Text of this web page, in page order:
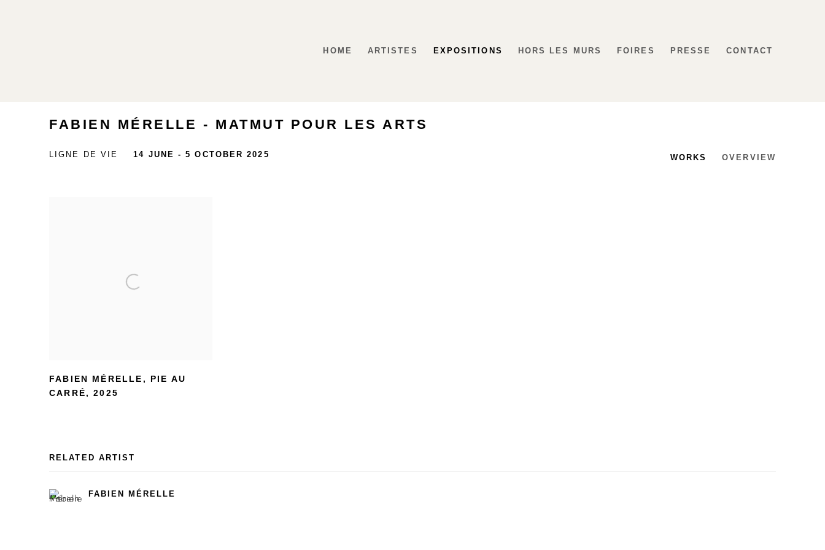
HOME ARTISTES EXPOSITIONS HORS LES MURS FOIRES PRESSE CONTACT
FABIEN MÉRELLE - MATMUT POUR LES ARTS
LIGNE DE VIE 14 JUNE - 5 OCTOBER 2025 WORKS OVERVIEW
FABIEN MÉRELLE ,
PIE AU
CARRÉ ,2025
RELATED ARTIST
FABIEN MÉRELLE